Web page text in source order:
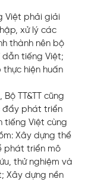
Việt phải giải
xử lý các
thành nên bộ
dẫn tiếng Việt;
hiện huấn
TT&TT cũng
đẩy phát triển
tiếng Việt cùng
Xây dựng thể
phát triển mô
thử nghiệm và
Xây dựng nền